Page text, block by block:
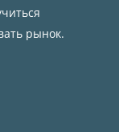
рынок.